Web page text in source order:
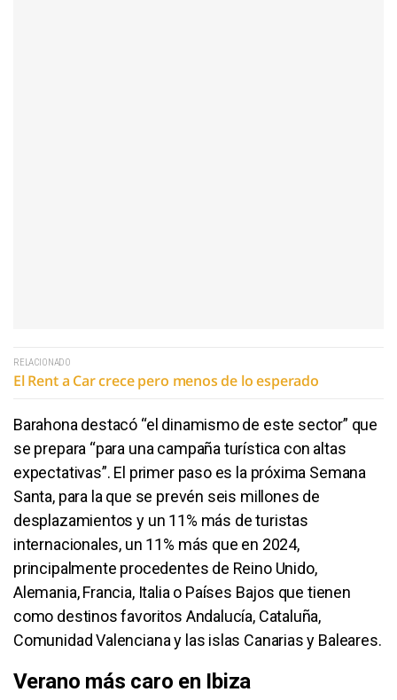
RELACIONADO
El Rent a Car crece pero menos de lo esperado
Barahona destacó “el dinamismo de este sector” que
se prepara “para una campaña turística con altas
expectativas”. El primer paso es la próxima Semana
Santa, para la que se prevén seis millones de
desplazamientos y un 11% más de turistas
internacionales, un 11% más que en 2024,
principalmente procedentes de Reino Unido,
Alemania, Francia, Italia o Países Bajos que tienen
como destinos favoritos Andalucía, Cataluña,
Comunidad Valenciana y las islas Canarias y Baleares.
Verano más caro en Ibiza